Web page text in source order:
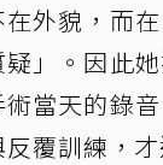
外貌，而
」。因此
當天的錄
覆訓練，